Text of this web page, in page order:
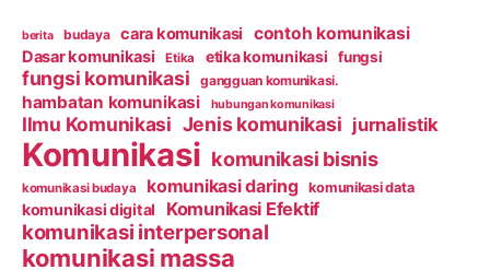
berita budaya cara komunikasi contoh komunikasi
Dasar komunikasi Etika etika komunikasi fungsi
fungsi komunikasi gangguan komunikasi.
hambatan komunikasi hubungan komunikasi
Ilmu Komunikasi Jenis komunikasi jurnalistik
Komunikasi komunikasi bisnis
komunikasi budaya komunikasi daring komunikasi data
komunikasi digital Komunikasi Efektif
komunikasi interpersonal
komunikasi massa